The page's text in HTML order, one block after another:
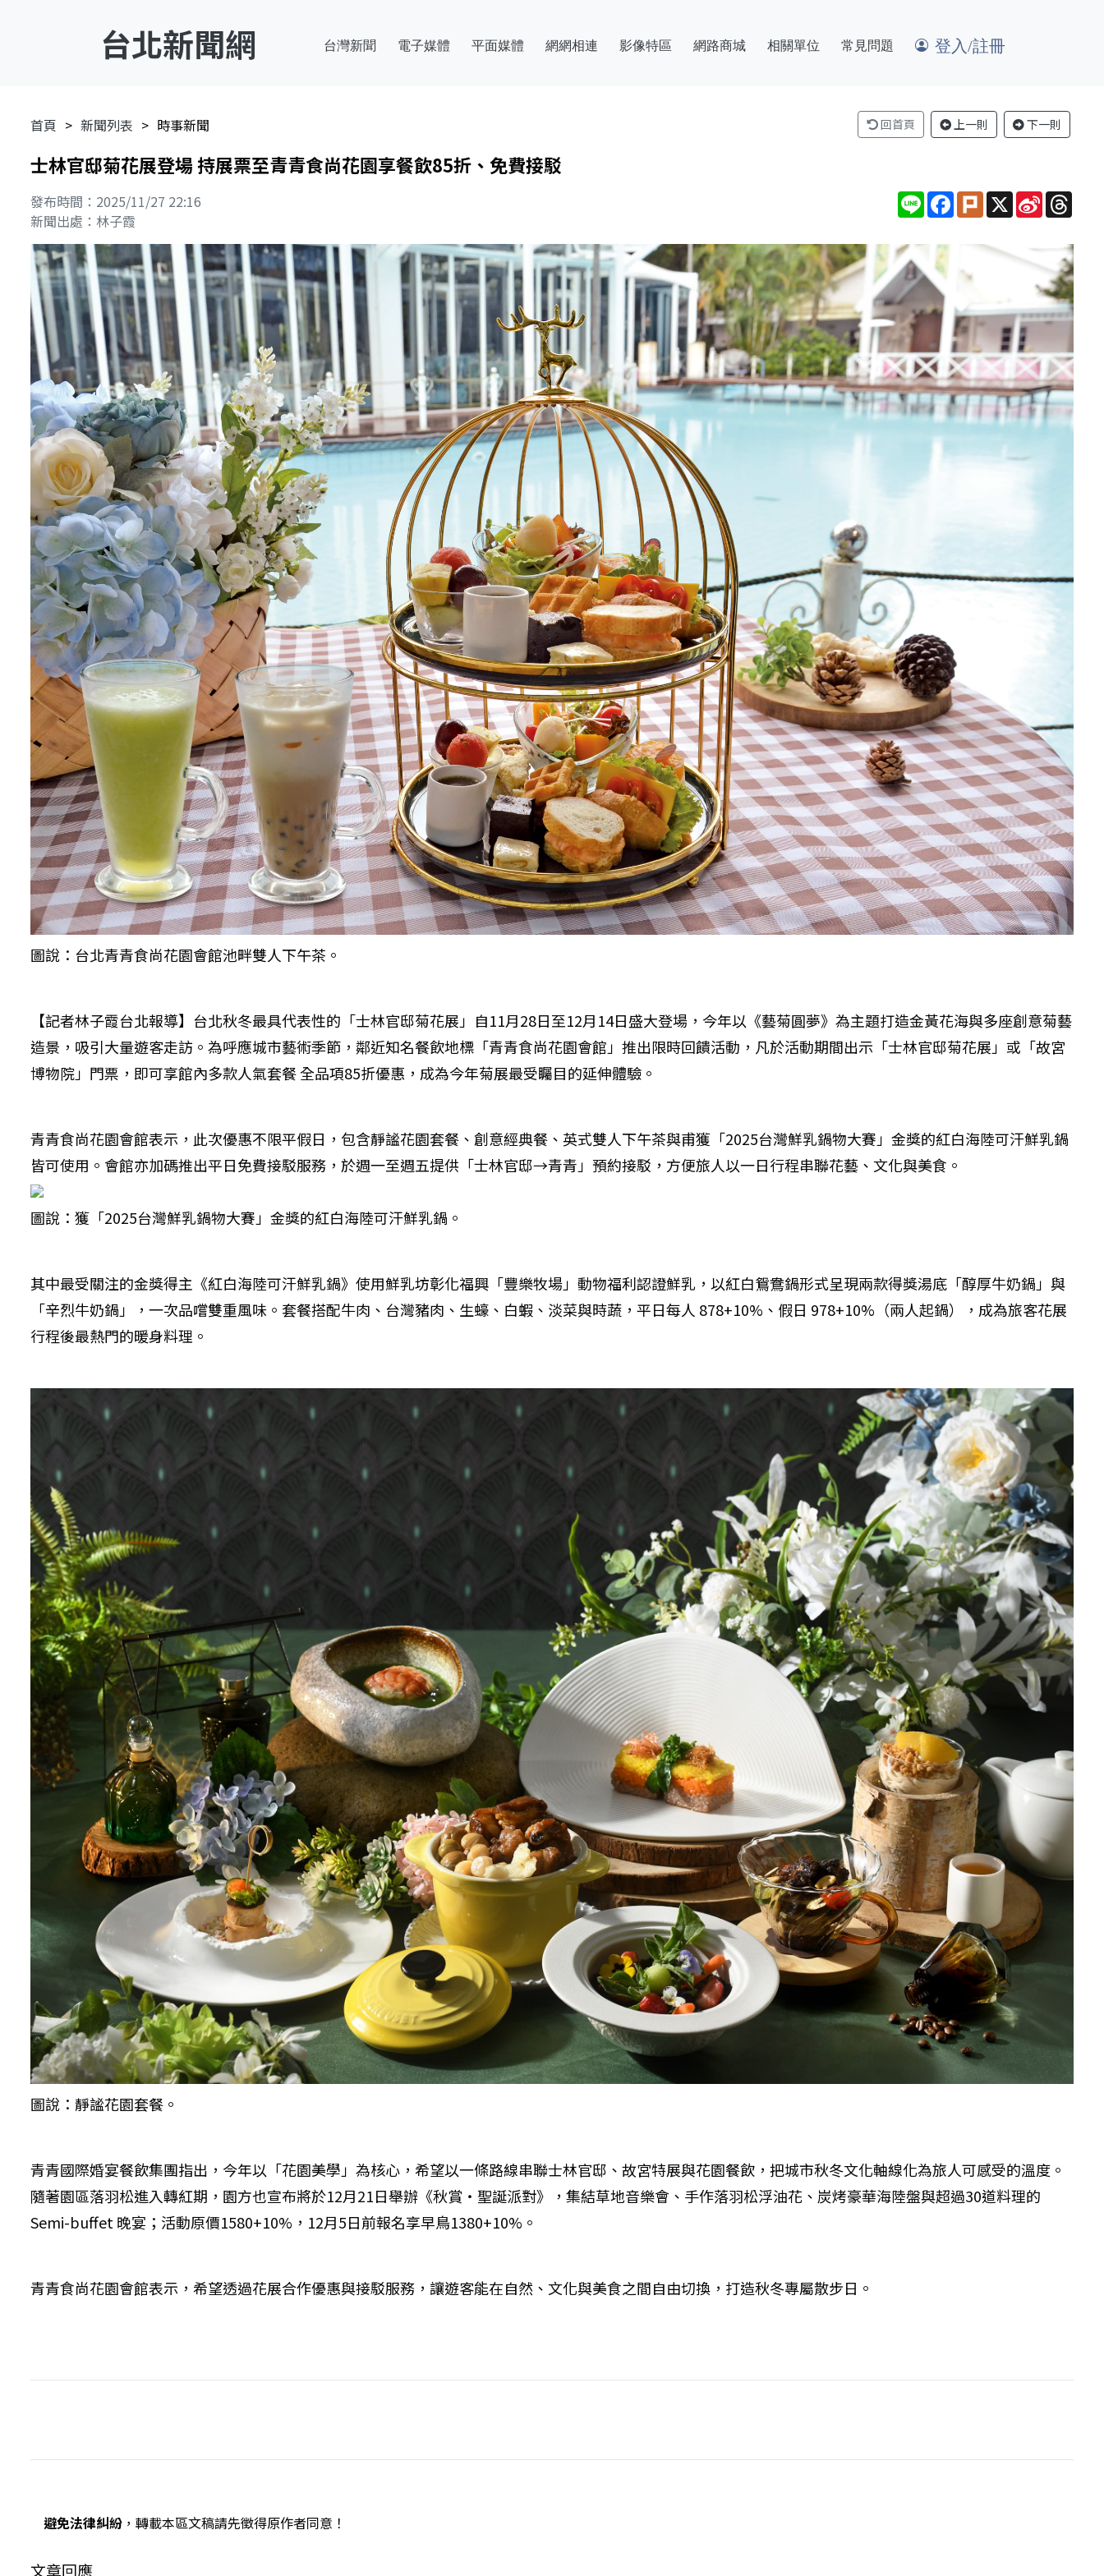
台北新聞網 台灣新聞 電子媒體 平面媒體 網網相連 影像特區 網路商城 相關單位 常見問題 登入/註冊
首頁 新聞列表 時事新聞 回首頁 上一則 下一則
士林官邸菊花展登場 持展票至青青食尚花園享餐飲85折、免費接駁
發布時間：2025/11/27 22:16
新聞出處：林子霞
Line Facebook
PlurkX Sina
Weibo
圖說：台北青青食尚花園會館池畔雙人下午茶。
【記者林子霞台北報導】台北秋冬最具代表性的「士林官邸菊花展」自11月28日至12月14日盛大登場，今年以《藝菊圓夢》為主題打造金黃花海與多座創意菊藝
造景，吸引大量遊客走訪。為呼應城市藝術季節，鄰近知名餐飲地標「青青食尚花園會館」推出限時回饋活動，凡於活動期間出示「士林官邸菊花展」或「故宮
博物院」門票，即可享館內多款人氣套餐 全品項85折優惠，成為今年菊展最受矚目的延伸體驗。
青青食尚花園會館表示，此次優惠不限平假日，包含靜謐花園套餐、創意經典餐、英式雙人下午茶與甫獲「2025台灣鮮乳鍋物大賽」金獎的紅白海陸可汗鮮乳鍋
皆可使用。會館亦加碼推出平日免費接駁服務，於週一至週五提供「士林官邸→青青」預約接駁，方便旅人以一日行程串聯花藝、文化與美食。
圖說：獲「2025台灣鮮乳鍋物大賽」金獎的紅白海陸可汗鮮乳鍋。
其中最受關注的金獎得主《紅白海陸可汗鮮乳鍋》使用鮮乳坊彰化福興「豐樂牧場」動物福利認證鮮乳，以紅白鴛鴦鍋形式呈現兩款得獎湯底「醇厚牛奶鍋」與
「辛烈牛奶鍋」，一次品嚐雙重風味。套餐搭配牛肉、台灣豬肉、生蠔、白蝦、淡菜與時蔬，平日每人 878+10%、假日 978+10%（兩人起鍋），成為旅客花展
行程後最熱門的暖身料理。
圖說：靜謐花園套餐。
青青國際婚宴餐飲集團指出，今年以「花園美學」為核心，希望以一條路線串聯士林官邸、故宮特展與花園餐飲，把城市秋冬文化軸線化為旅人可感受的溫度。
隨著園區落羽松進入轉紅期，園方也宣布將於12月21日舉辦《秋賞・聖誕派對》，集結草地音樂會、手作落羽松浮油花、炭烤豪華海陸盤與超過30道料理的
Semi-buffet 晚宴；活動原價1580+10%，12月5日前報名享早鳥1380+10%。
青青食尚花園會館表示，希望透過花展合作優惠與接駁服務，讓遊客能在自然、文化與美食之間自由切換，打造秋冬專屬散步日。
避免法律糾紛 ，轉載本區文稿請先徵得原作者同意！
文章回應